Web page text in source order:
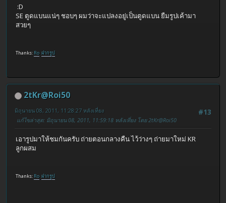
:D
SE ตูดแบนแน่ๆ ชอบๆ ผมว่าจะแปลงอยู่เป็นตูดแบน ยืมรูปเค้ามา
สวยๆ
Thanks: Ro ฝากรูป
2tKr@Roi50
#13
มิถุนายน 08, 2011, 11:28:27 หลังเที่ยง
แก้ไขล่าสุด: มิถุนายน 08, 2011, 11:59:18 หลังเที่ยง โดย 2tKr@Roi50
เอารูปมาให้ชมกันครับ ถ่ายตอนกลางคืน ไว้ว่างๆ ถ่ายมาใหม่ KR
ลูกผสม
Thanks: Ro ฝากรูป